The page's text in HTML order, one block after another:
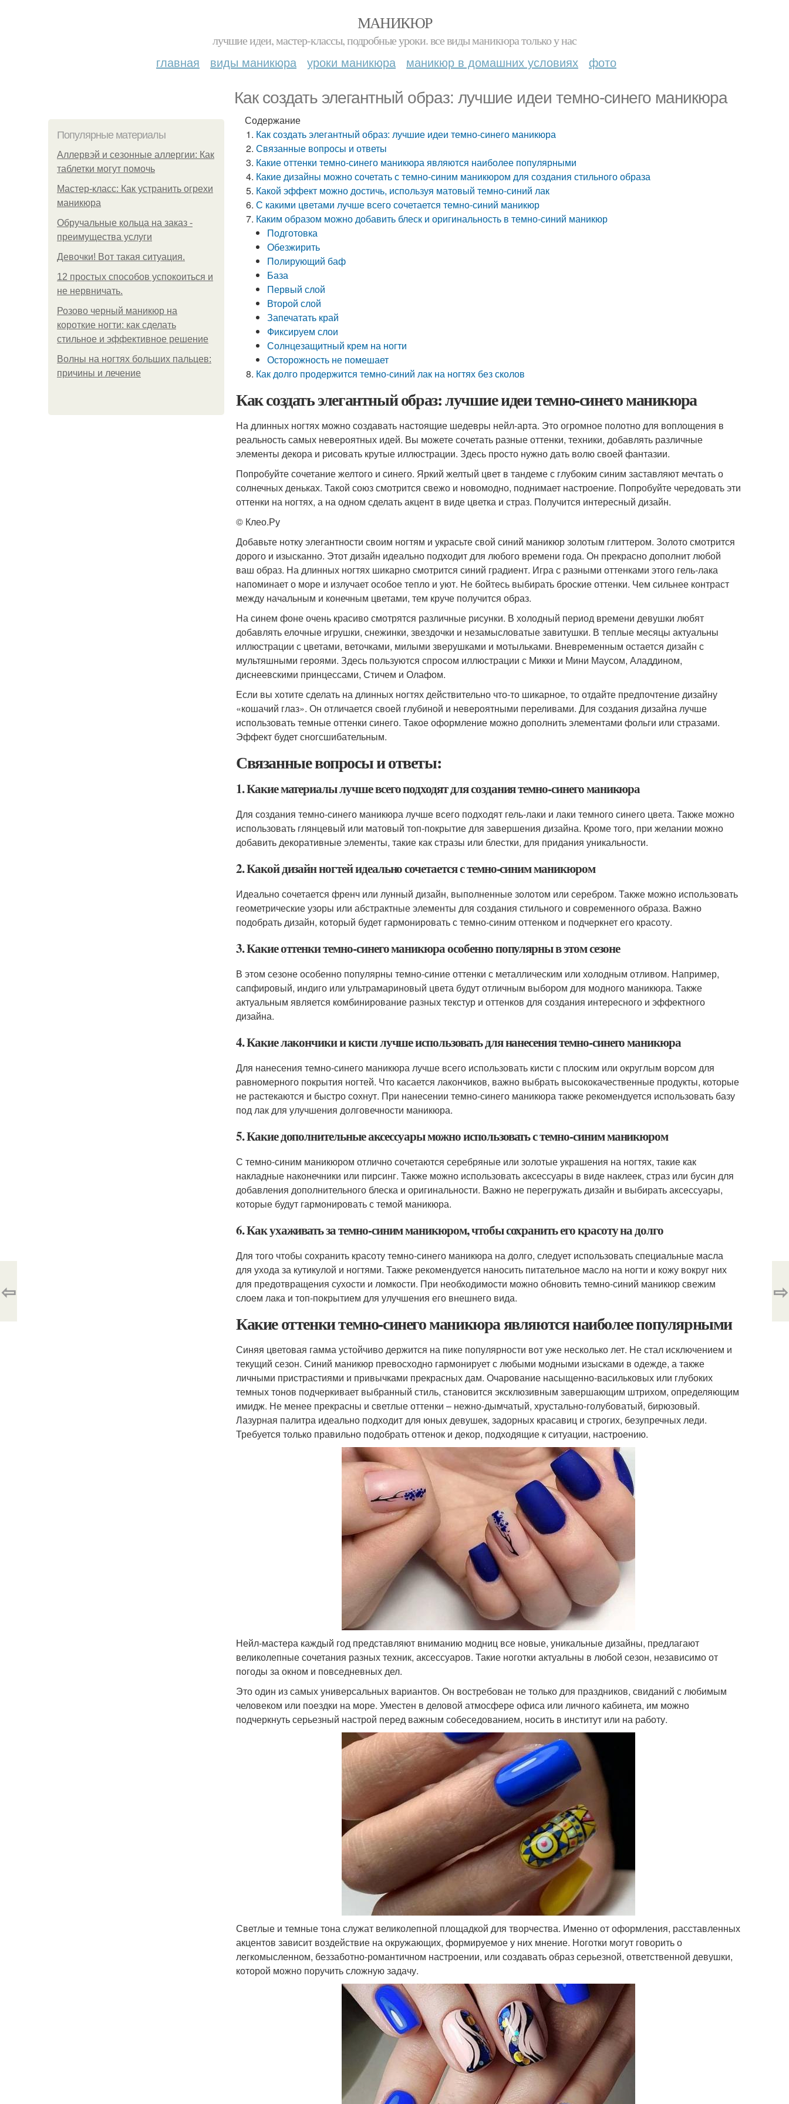
МАНИКЮР
лучшие идеи, мастер-классы, подробные уроки. все виды маникюра только у нас
главная виды маникюра уроки маникюра маникюр в домашних условиях фото
Как создать элегантный образ: лучшие идеи темно-синего маникюра
Популярные материалы
Аллервэй и сезонные аллергии: Как
таблетки могут помочь
Мастер-класс: Как устранить огрехи
маникюра
Обручальные кольца на заказ -
преимущества услуги
Девочки! Вот такая ситуация.
12 простых способов успокоиться и
не нервничать.
Розово черный маникюр на
короткие ногти: как сделать
стильное и эффективное решение
Волны на ногтях больших пальцев:
причины и лечение
Содержание
Как создать элегантный образ: лучшие идеи темно-синего маникюра
Связанные вопросы и ответы
Какие оттенки темно-синего маникюра являются наиболее популярными
Какие дизайны можно сочетать с темно-синим маникюром для создания стильного образа
Какой эффект можно достичь, используя матовый темно-синий лак
С какими цветами лучше всего сочетается темно-синий маникюр
Каким образом можно добавить блеск и оригинальность в темно-синий маникюр
Подготовка
Обезжирить
Полирующий баф
База
Первый слой
Второй слой
Запечатать край
Фиксируем слои
Солнцезащитный крем на ногти
Осторожность не помешает
Как долго продержится темно-синий лак на ногтях без сколов
Как создать элегантный образ: лучшие идеи темно-синего маникюра
На длинных ногтях можно создавать настоящие шедевры нейл-арта. Это огромное полотно для воплощения в
реальность самых невероятных идей. Вы можете сочетать разные оттенки, техники, добавлять различные
элементы декора и рисовать крутые иллюстрации. Здесь просто нужно дать волю своей фантазии.
Попробуйте сочетание желтого и синего. Яркий желтый цвет в тандеме с глубоким синим заставляют мечтать о
солнечных деньках. Такой союз смотрится свежо и новомодно, поднимает настроение. Попробуйте чередовать эти
оттенки на ногтях, а на одном сделать акцент в виде цветка и страз. Получится интересный дизайн.
© Клео.Ру
Добавьте нотку элегантности своим ногтям и украсьте свой синий маникюр золотым глиттером. Золото смотрится
дорого и изысканно. Этот дизайн идеально подходит для любого времени года. Он прекрасно дополнит любой
ваш образ. На длинных ногтях шикарно смотрится синий градиент. Игра с разными оттенками этого гель-лака
напоминает о море и излучает особое тепло и уют. Не бойтесь выбирать броские оттенки. Чем сильнее контраст
между начальным и конечным цветами, тем круче получится образ.
На синем фоне очень красиво смотрятся различные рисунки. В холодный период времени девушки любят
добавлять елочные игрушки, снежинки, звездочки и незамысловатые завитушки. В теплые месяцы актуальны
иллюстрации с цветами, веточками, милыми зверушками и мотыльками. Вневременным остается дизайн с
мультяшными героями. Здесь пользуются спросом иллюстрации с Микки и Мини Маусом, Аладдином,
диснеевскими принцессами, Стичем и Олафом.
Если вы хотите сделать на длинных ногтях действительно что-то шикарное, то отдайте предпочтение дизайну
«кошачий глаз». Он отличается своей глубиной и невероятными переливами. Для создания дизайна лучше
использовать темные оттенки синего. Такое оформление можно дополнить элементами фольги или стразами.
Эффект будет сногсшибательным.
Связанные вопросы и ответы:
1. Какие материалы лучше всего подходят для создания темно-синего маникюра
Для создания темно-синего маникюра лучше всего подходят гель-лаки и лаки темного синего цвета. Также можно
использовать глянцевый или матовый топ-покрытие для завершения дизайна. Кроме того, при желании можно
добавить декоративные элементы, такие как стразы или блестки, для придания уникальности.
2. Какой дизайн ногтей идеально сочетается с темно-синим маникюром
Идеально сочетается френч или лунный дизайн, выполненные золотом или серебром. Также можно использовать
геометрические узоры или абстрактные элементы для создания стильного и современного образа. Важно
подобрать дизайн, который будет гармонировать с темно-синим оттенком и подчеркнет его красоту.
3. Какие оттенки темно-синего маникюра особенно популярны в этом сезоне
В этом сезоне особенно популярны темно-синие оттенки с металлическим или холодным отливом. Например,
сапфировый, индиго или ультрамариновый цвета будут отличным выбором для модного маникюра. Также
актуальным является комбинирование разных текстур и оттенков для создания интересного и эффектного
дизайна.
4. Какие лакончики и кисти лучше использовать для нанесения темно-синего маникюра
Для нанесения темно-синего маникюра лучше всего использовать кисти с плоским или округлым ворсом для
равномерного покрытия ногтей. Что касается лакончиков, важно выбрать высококачественные продукты, которые
не растекаются и быстро сохнут. При нанесении темно-синего маникюра также рекомендуется использовать базу
под лак для улучшения долговечности маникюра.
5. Какие дополнительные аксессуары можно использовать с темно-синим маникюром
С темно-синим маникюром отлично сочетаются серебряные или золотые украшения на ногтях, такие как
накладные наконечники или пирсинг. Также можно использовать аксессуары в виде наклеек, страз или бусин для
добавления дополнительного блеска и оригинальности. Важно не перегружать дизайн и выбирать аксессуары,
которые будут гармонировать с темой маникюра.
6. Как ухаживать за темно-синим маникюром, чтобы сохранить его красоту на долго
Для того чтобы сохранить красоту темно-синего маникюра на долго, следует использовать специальные масла
для ухода за кутикулой и ногтями. Также рекомендуется наносить питательное масло на ногти и кожу вокруг них
для предотвращения сухости и ломкости. При необходимости можно обновить темно-синий маникюр свежим
слоем лака и топ-покрытием для улучшения его внешнего вида.
Какие оттенки темно-синего маникюра являются наиболее популярными
Синяя цветовая гамма устойчиво держится на пике популярности вот уже несколько лет. Не стал исключением и
текущий сезон. Синий маникюр превосходно гармонирует с любыми модными изысками в одежде, а также
личными пристрастиями и привычками прекрасных дам. Очарование насыщенно-васильковых или глубоких
темных тонов подчеркивает выбранный стиль, становится эксклюзивным завершающим штрихом, определяющим
имидж. Не менее прекрасны и светлые оттенки – нежно-дымчатый, хрустально-голубоватый, бирюзовый.
Лазурная палитра идеально подходит для юных девушек, задорных красавиц и строгих, безупречных леди.
Требуется только правильно подобрать оттенок и декор, подходящие к ситуации, настроению.
Нейл-мастера каждый год представляют вниманию модниц все новые, уникальные дизайны, предлагают
великолепные сочетания разных техник, аксессуаров. Такие ноготки актуальны в любой сезон, независимо от
погоды за окном и повседневных дел.
Это один из самых универсальных вариантов. Он востребован не только для праздников, свиданий с любимым
человеком или поездки на море. Уместен в деловой атмосфере офиса или личного кабинета, им можно
подчеркнуть серьезный настрой перед важным собеседованием, носить в институт или на работу.
Светлые и темные тона служат великолепной площадкой для творчества. Именно от оформления, расставленных
акцентов зависит воздействие на окружающих, формируемое у них мнение. Ноготки могут говорить о
легкомысленном, беззаботно-романтичном настроении, или создавать образ серьезной, ответственной девушки,
которой можно поручить сложную задачу.
⇦ ⇨